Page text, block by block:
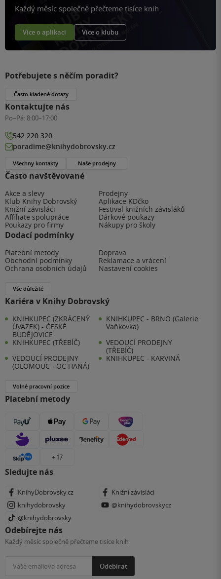
Každý měsíc společně přečteme tisíce knih
Více o aplikaci Více o klubu
Často navštěvované
Akce a slevy
Prodejny
Klub Knihy Dobrovský
Aplikace KDčko
Knižní závisláci
Festival knižních závisláků
Affiliate spolupráce
Dárkové poukazy
Poukazy pro firmy
Nákupy pro školy
Dodací podmínky
Platební metody
Doprava
Obchodní podmínky
Reklamace a vrácení
Ochrana osobních údajů
Nastavení cookies
Vše důležité
Kariéra v Knihy Dobrovský
KNIHKUPEC (ZKRÁCENÝ
ÚVAZEK) - ČESKÉ
BUDĚJOVICE
KNIHKUPEC - BRNO (Galerie
Vaňkovka)
KNIHKUPEC (TŘEBÍČ)
VEDOUCÍ PRODEJNY
(TŘEBÍČ)
VEDOUCÍ PRODEJNY
(OLOMOUC - OC HANÁ)
KNIHKUPEC - KARVINÁ
Volné pracovní pozice
Platební metody
+ 17
Sledujte nás
KnihyDobrovsky.cz
Knižní závisláci
knihydobrovsky
@knihydobrovskycz
@knihydobrovsky
Odebírejte nás
Každý měsíc společně přečteme tisíce knih
Odebírat
Potřebujete s něčím poradit?
Často kladené dotazy
Kontaktujte nás
Po–Pá: 8:00–17:00
542 220 320
poradime@knihydobrovsky.cz
Všechny kontakty Naše prodejny